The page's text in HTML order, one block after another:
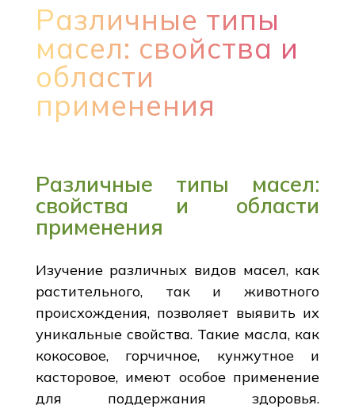
Различные типы
масел: свойства и
области
применения
Различные типы масел:
свойства и области
применения
Изучение различных видов масел, как
растительного, так и животного
происхождения, позволяет выявить их
уникальные свойства. Такие масла, как
кокосовое, горчичное, кунжутное и
касторовое, имеют особое применение
для поддержания здоровья.